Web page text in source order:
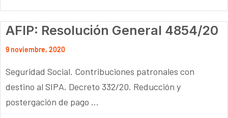
AFIP: Resolución General 4854/20
9 noviembre, 2020
Seguridad Social. Contribuciones patronales con
destino al SIPA. Decreto 332/20. Reducción y
postergación de pago ...